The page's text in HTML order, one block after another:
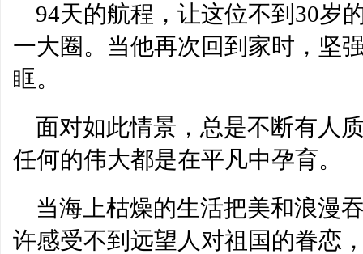
94天的航程，让这位不到30岁
一大圈。当他再次回到家时，坚
眶。
面对如此情景，总是不断有人
任何的伟大都是在平凡中孕育。
当海上枯燥的生活把美和浪漫
许感受不到远望人对祖国的眷恋